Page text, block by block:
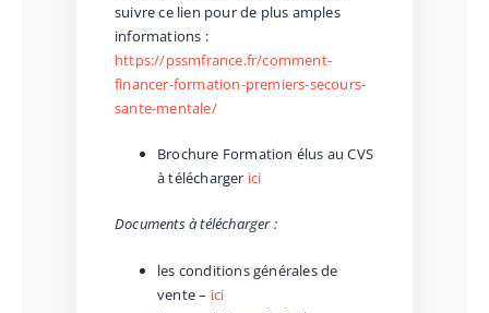
suivre ce lien pour de plus amples
informations :
https://pssmfrance.fr/comment-
financer-formation-premiers-secours-
sante-mentale/
Brochure Formation élus au CVS
à télécharger ici
Documents à télécharger :
les conditions générales de
vente – ici